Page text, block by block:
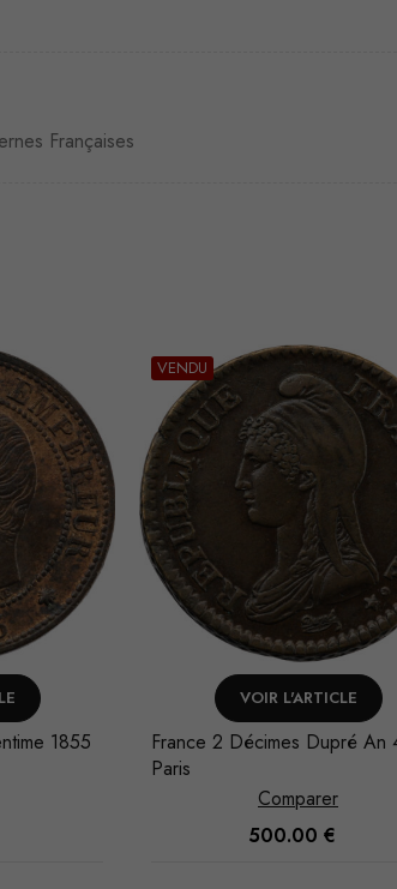
Françaises
1855
VENDU
VOIR L'ARTICLE
France 2 Décimes Dupré An
Paris
Comparer
500.00 €